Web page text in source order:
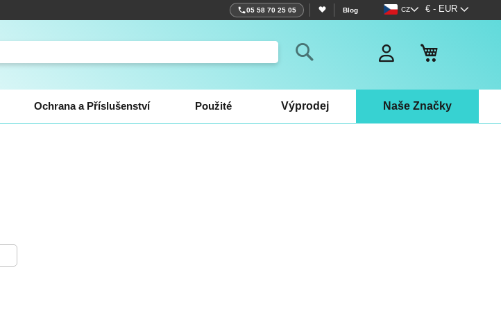
Měna
€ - EUR
Jazyk
CZ
05 58 70 25 05 Blog
Ochrana a Příslušenství Použité Výprodej Naše Značky